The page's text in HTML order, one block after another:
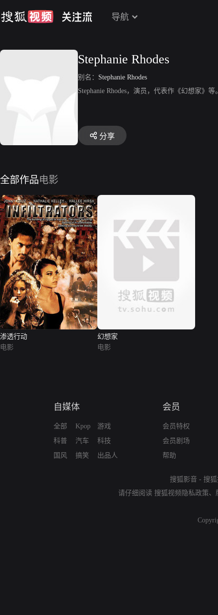
导航
Stephanie Rhodes
别名： Stephanie Rhodes
Stephanie Rhodes，演员，代表作《幻想家》等
分享
全部作品电影
渗透行动
电影
幻想家
电影
自媒体
全部
科普
国风
Kpop
汽车
搞笑
游戏
科技
出品人
会员
会员特权
会员剧场
帮助
搜狐影音 - 搜
请仔细阅读 搜狐视频隐私政策、